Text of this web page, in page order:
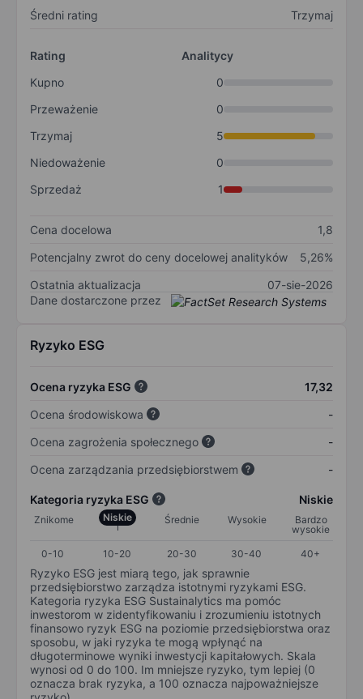
Średni rating Trzymaj
Rating
Analitycy
Kupno
0
Przeważenie
0
Trzymaj
5
Niedoważenie
0
Sprzedaż
1
Cena docelowa
1,8
Potencjalny zwrot do ceny docelowej analityków
5,26%
Ostatnia aktualizacja
07-sie-2026
Dane dostarczone przez
Ryzyko ESG
Ocena ryzyka ESG
17,32
Ocena środowiskowa
-
Ocena zagrożenia społecznego
-
Ocena zarządzania przedsiębiorstwem
-
Kategoria ryzyka ESG Niskie
Znikome Niskie Średnie Wysokie
Bardzo
wysokie
0-10
10-20 20-30 30-40 40+
Ryzyko ESG jest miarą tego, jak sprawnie
przedsiębiorstwo zarządza istotnymi ryzykami ESG.
Kategoria ryzyka ESG Sustainalytics ma pomóc
inwestorom w zidentyfikowaniu i zrozumieniu istotnych
finansowo ryzyk ESG na poziomie przedsiębiorstwa oraz
sposobu, w jaki ryzyka te mogą wpłynąć na
długoterminowe wyniki inwestycji kapitałowych. Skala
wynosi od 0 do 100. Im mniejsze ryzyko, tym lepiej (0
oznacza brak ryzyka, a 100 oznacza najpoważniejsze